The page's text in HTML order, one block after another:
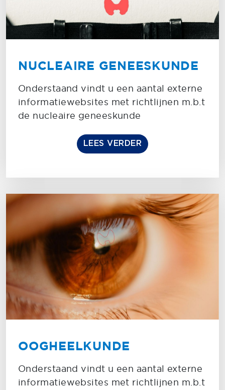
NUCLEAIRE GENEESKUNDE
Onderstaand vindt u een aantal externe
informatiewebsites met richtlijnen m.b.t
de nucleaire geneeskunde
LEES VERDER
OOGHEELKUNDE
Onderstaand vindt u een aantal externe
informatiewebsites met richtlijnen m.b.t